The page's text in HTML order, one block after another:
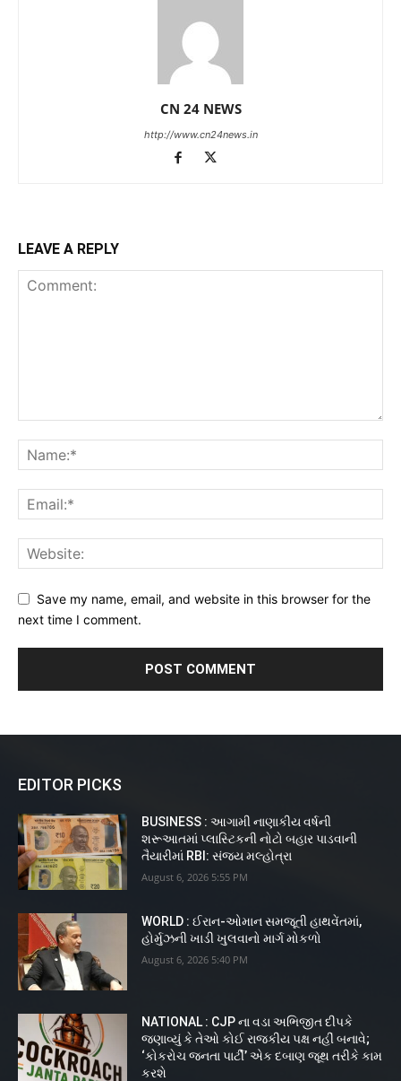
CN 24 NEWS
http://www.cn24news.in
LEAVE A REPLY
Save my name, email, and website in this browser for the
next time I comment.
EDITOR PICKS
BUSINESS : આગામી નાણાકીય વર્ષની
શરૂઆતમાં પ્લાસ્ટિકની નોટો બહાર પાડવાની
તૈયારીમાં RBI: સંજય મલ્હોત્રા
August 6, 2026 5:55 PM
WORLD : ઈરાન-ઓમાન સમજૂતી હાથવેંતમાં,
હોર્મુઝની ખાડી ખુલવાનો માર્ગ મોકળો
August 6, 2026 5:40 PM
NATIONAL : CJP ના વડા અભિજીત દીપકે
જણાવ્યું કે તેઓ કોઈ રાજકીય પક્ષ નહીં બનાવે;
‘કોકરોચ જનતા પાર્ટી’ એક દબાણ જૂથ તરીકે કામ
કરશે